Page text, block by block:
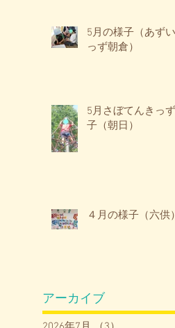
5月の様子（あず
っず朝倉）
5月さぼてんきっ
子（朝日）
４月の様子（六供）
アーカイブ